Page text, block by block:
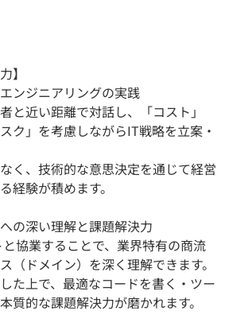
】
ンジニアリングの実践
と近い距離で対話し、「コスト」
ク」を考慮しながらIT戦略を立案・
く、技術的な意思決定を通じて経営
経験が積めます。
の深い理解と課題解決力
と協業することで、業界特有の商流
（ドメイン）を深く理解できます。
た上で、最適なコードを書く・ツー
質的な課題解決力が磨かれます。